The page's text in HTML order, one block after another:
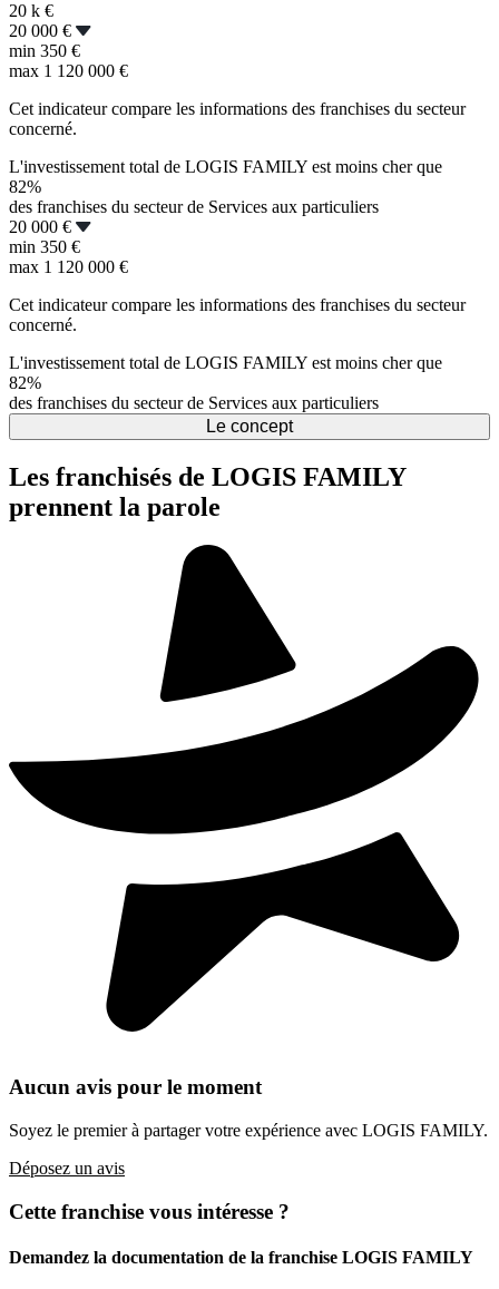
20 k €
20 000 €
min 350 €
max 1 120 000 €
Cet indicateur compare les informations des franchises du secteur
concerné.
L'investissement total de LOGIS FAMILY est moins cher que
82%
des franchises du secteur de Services aux particuliers
20 000 €
min 350 €
max 1 120 000 €
Cet indicateur compare les informations des franchises du secteur
concerné.
L'investissement total de LOGIS FAMILY est moins cher que
82%
des franchises du secteur de Services aux particuliers
Le concept
Les franchisés de LOGIS FAMILY
prennent la parole
Aucun avis pour le moment
Soyez le premier à partager votre expérience avec LOGIS FAMILY.
Déposez un avis
Cette franchise vous intéresse ?
Demandez la documentation de la franchise LOGIS FAMILY